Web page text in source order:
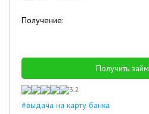
Получение:
Получить займ
3.2
#выдача на карту банка